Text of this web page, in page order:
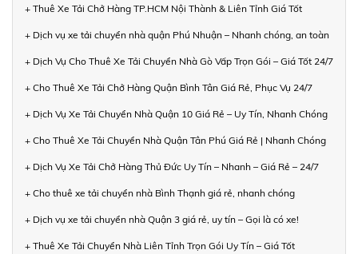
+ Thuê Xe Tải Chở Hàng TP.HCM Nội Thành & Liên Tỉnh Giá Tốt
+ Dịch vụ xe tải chuyển nhà quận Phú Nhuận – Nhanh chóng, an toàn
+ Dịch Vụ Cho Thuê Xe Tải Chuyển Nhà Gò Vấp Trọn Gói – Giá Tốt 24/7
+ Cho Thuê Xe Tải Chở Hàng Quận Bình Tân Giá Rẻ, Phục Vụ 24/7
+ Dịch Vụ Xe Tải Chuyển Nhà Quận 10 Giá Rẻ – Uy Tín, Nhanh Chóng
+ Cho Thuê Xe Tải Chuyển Nhà Quận Tân Phú Giá Rẻ | Nhanh Chóng
+ Dịch Vụ Xe Tải Chở Hàng Thủ Đức Uy Tín – Nhanh – Giá Rẻ – 24/7
+ Cho thuê xe tải chuyển nhà Bình Thạnh giá rẻ, nhanh chóng
+ Dịch vụ xe tải chuyển nhà Quận 3 giá rẻ, uy tín – Gọi là có xe!
+ Thuê Xe Tải Chuyển Nhà Liên Tỉnh Trọn Gói Uy Tín – Giá Tốt